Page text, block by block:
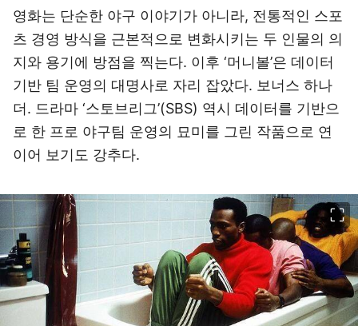
영화는 단순한 야구 이야기가 아니라, 전통적인 스포
츠 경영 방식을 근본적으로 변화시키는 두 인물의 의
지와 용기에 방점을 찍는다. 이후 ‘머니볼’은 데이터
기반 팀 운영의 대명사로 자리 잡았다. 보너스 하나
더. 드라마 ‘스토브리그’(SBS) 역시 데이터를 기반으
로 한 프로 야구팀 운영의 묘미를 그린 작품으로 연
이어 보기도 강추다.